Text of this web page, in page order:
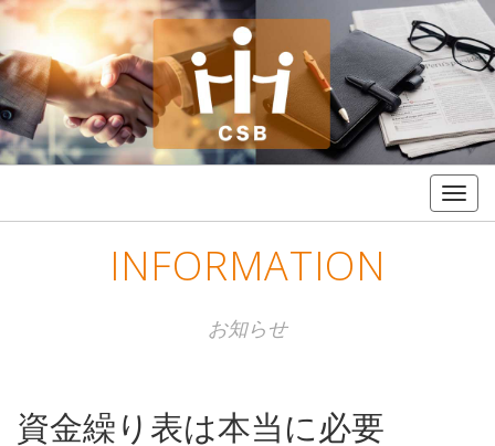
INFORMATION
お知らせ
資金繰り表は本当に必要